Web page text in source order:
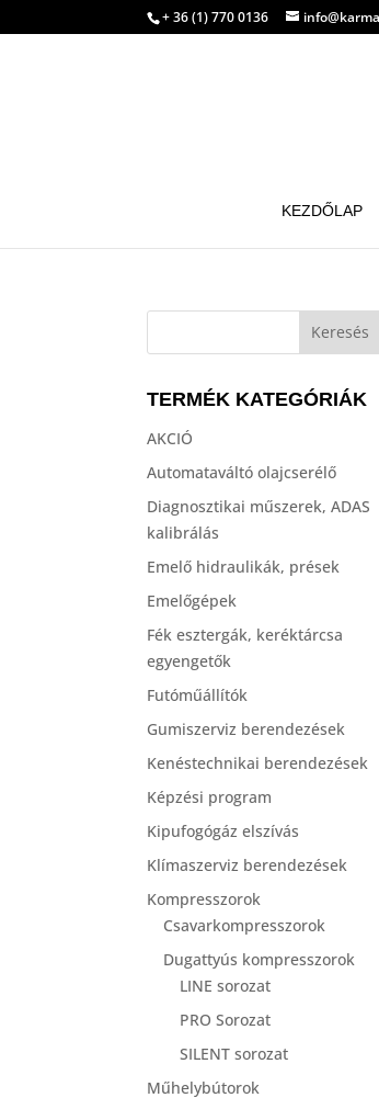
+ 36 (1) 770 0136
KEZDŐLAP
TERMÉK KATEGÓRIÁK
AKCIÓ
Automataváltó olajcserélő
Diagnosztikai műszerek, ADAS
kalibrálás
Emelő hidraulikák, prések
Emelőgépek
Fék esztergák, keréktárcsa
egyengetők
Futóműállítók
Gumiszerviz berendezések
Kenéstechnikai berendezések
Képzési program
Kipufogógáz elszívás
Klímaszerviz berendezések
Kompresszorok
Csavarkompresszorok
Dugattyús kompresszorok
LINE sorozat
PRO Sorozat
SILENT sorozat
Műhelybútorok